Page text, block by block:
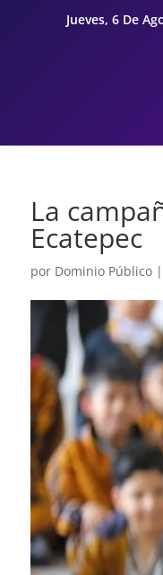
Jueves, 6 De
La
Ecatepec
por Dominio Público|